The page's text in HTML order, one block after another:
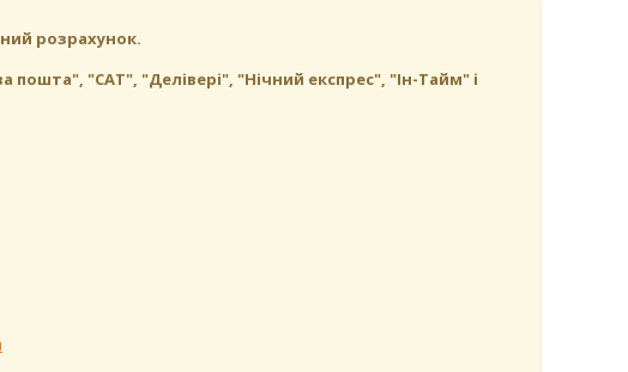
розрахунок.
"САТ", "Делівері", "Нічний експрес", "Ін-Тайм" і